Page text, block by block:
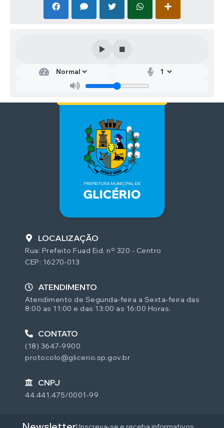
LOCALIZAÇÃO
Rua: Prefeito Fuad Eid, nº 320 - Centro
CEP: 16270-013
CONTATO
(18) 3647-9900
protocolo@glicerio.sp.gov.br
ATENDIMENTO
Atendimento de Segunda-feira a Sexta-feira das
8:00 as 11:00 e das 13:00 as 16:00 Horas.
CNPJ
44.441.475/0001-99